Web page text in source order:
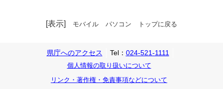
[表示] モバイル パソコン トップに戻る
県庁へのアクセス Tel： 024-521-1111
個人情報の取り扱いについて
リンク・著作権・免責事項などについて